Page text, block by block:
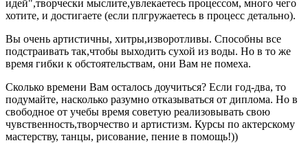
идей",творчески мыслите,увлекаетесь процессом, много чего
хотите, и достигаете (если плгружаетесь в процесс детально).
Вы очень артистичны, хитры,изворотливы. Способны все
подстраивать так,чтобы выходить сухой из воды. Но в то же
время гибки к обстоятельствам, они Вам не помеха.
Сколько времени Вам осталось доучиться? Если год-два, то
подумайте, насколько разумно отказываться от диплома. Но в
свободное от учебы время советую реализовывать свою
чувственность,творчество и артистизм. Курсы по актерскому
мастерству, танцы, рисование, пение в помощь!))